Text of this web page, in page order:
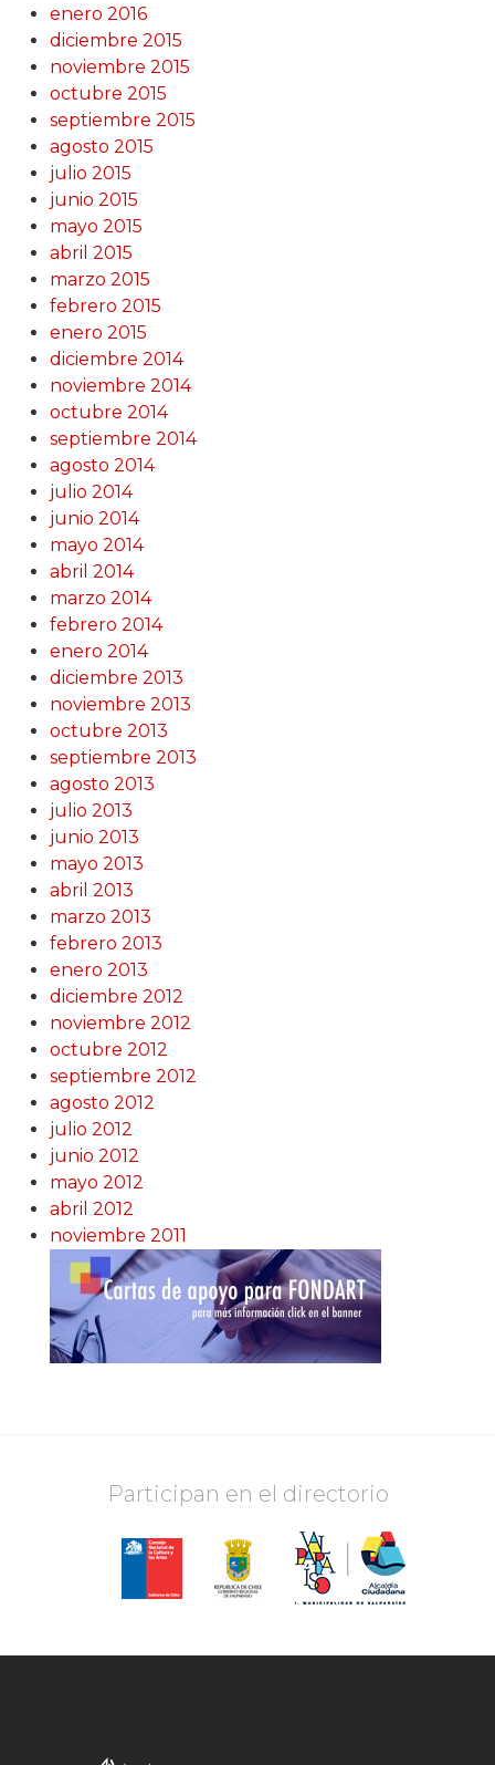
enero 2016
diciembre 2015
noviembre 2015
octubre 2015
septiembre 2015
agosto 2015
julio 2015
junio 2015
mayo 2015
abril 2015
marzo 2015
febrero 2015
enero 2015
diciembre 2014
noviembre 2014
octubre 2014
septiembre 2014
agosto 2014
julio 2014
junio 2014
mayo 2014
abril 2014
marzo 2014
febrero 2014
enero 2014
diciembre 2013
noviembre 2013
octubre 2013
septiembre 2013
agosto 2013
julio 2013
junio 2013
mayo 2013
abril 2013
marzo 2013
febrero 2013
enero 2013
diciembre 2012
noviembre 2012
octubre 2012
septiembre 2012
agosto 2012
julio 2012
junio 2012
mayo 2012
abril 2012
noviembre 2011
Participan en el directorio